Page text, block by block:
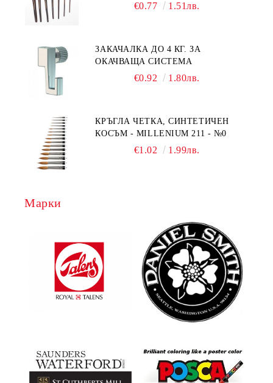
€0.77 1.51лв.
ЗАКАЧАЛКА ДО 4 КГ. ЗА
ОКАЧВАЩА СИСТЕМА
€0.92 1.80лв.
КРЪГЛА ЧЕТКА, СИНТЕТИЧЕН
КОСЪМ - MILLENIUM 211 - №0
€1.02 1.99лв.
Марки